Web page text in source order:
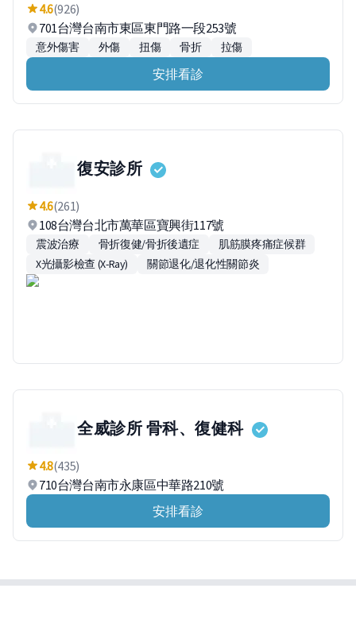
4.6(926)
701台灣台南市東區東門路一段253號
意外傷害 外傷 扭傷 骨折 拉傷
安排看診
復安診所
4.6(261)
108台灣台北市萬華區寶興街117號
震波治療 骨折復健/骨折後遺症
肌筋膜疼痛症候群
X光攝影檢查 (X-Ray)
關節退化/退化性關節炎
全威診所 骨科、復健科
4.8(435)
710台灣台南市永康區中華路210號
安排看診